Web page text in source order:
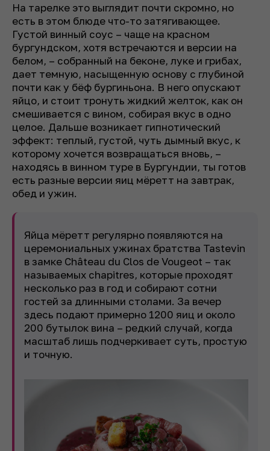
На тарелке это выглядит почти скромно, но
есть в этом блюде что-то затягивающее.
Густой винный соус – чаще на красном
бургундском, хотя встречаются и версии на
белом, – собранный на беконе, луке и грибах,
дает темную, насыщенную основу с глубиной
почти как у бёф бургиньона. В него опускают
яйцо, и стоит тронуть жидкий желток, как он
смешивается с вином, собирая вкус в одно
целое. Дальше возникает гипнотический
эффект: теплый, густой, чуть дымный вкус, к
которому хочется возвращаться вновь, –
находясь в винном туре в Бургундии, ты готов
есть разные версии яиц мёретт на завтрак,
обед и ужин.
Яйца мёретт регулярно появляются на
церемониальных ужинах братства Tastevin
в замке Château du Clos de Vougeot – так
называемых chapitres, которые проходят
несколько раз в год и собирают сотни
гостей за длинными столами. За вечер
здесь подают примерно 1200 яиц и около
200 бутылок вина – редкий случай, когда
масштаб лишь подчеркивает суть, простую
и точную.